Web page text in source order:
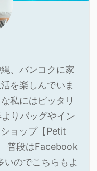
、バンコクに家
を楽しんでいま
私にはピッタリ
りバッグやイン
ョップ【Petit
普段はFacebook
のでこちらもよ